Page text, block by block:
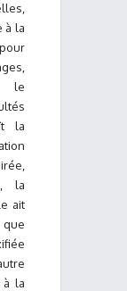
à la
le
la
la
ait
à la